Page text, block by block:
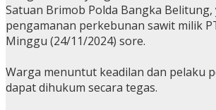
Satuan Brimob Polda Bangka
pengamanan perkebunan sawit milik
Minggu (24/11/2024) sore.
Warga menuntut keadilan dan pelaku
dapat dihukum secara tegas.